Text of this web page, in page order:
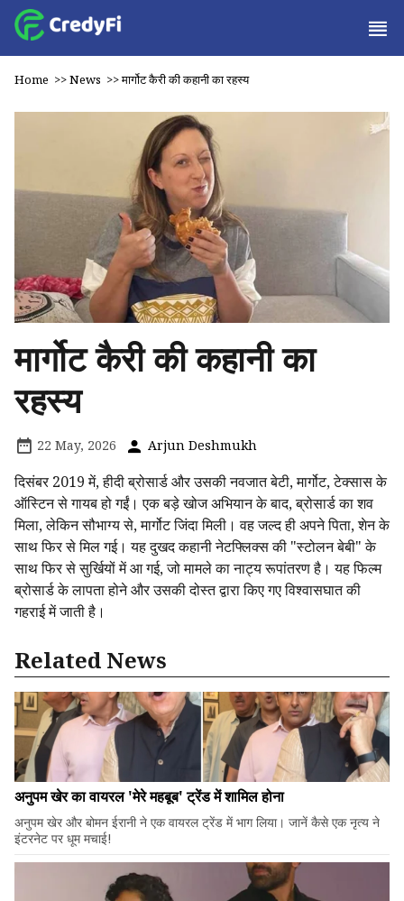
Home >>News >>मार्गोट कैरी की कहानी का रहस्य
मार्गोट कैरी की कहानी का
रहस्य
22 May, 2026 Arjun Deshmukh
दिसंबर 2019 में, हीदी ब्रोसार्ड और उसकी नवजात बेटी, मार्गोट, टेक्सास के
ऑस्टिन से गायब हो गईं। एक बड़े खोज अभियान के बाद, ब्रोसार्ड का शव
मिला, लेकिन सौभाग्य से, मार्गोट जिंदा मिली। वह जल्द ही अपने पिता, शेन के
साथ फिर से मिल गई। यह दुखद कहानी नेटफ्लिक्स की "स्टोलन बेबी" के
साथ फिर से सुर्खियों में आ गई, जो मामले का नाट्य रूपांतरण है। यह फिल्म
ब्रोसार्ड के लापता होने और उसकी दोस्त द्वारा किए गए विश्वासघात की
गहराई में जाती है।
Related News
अनुपम खेर का वायरल 'मेरे महबूब' ट्रेंड में शामिल होना
अनुपम खेर और बोमन ईरानी ने एक वायरल ट्रेंड में भाग लिया। जानें कैसे एक नृत्य ने
इंटरनेट पर धूम मचाई!